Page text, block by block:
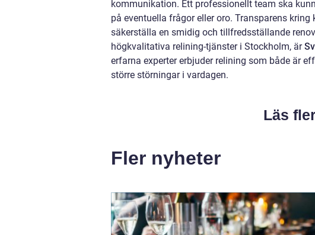
kommunikation. Ett professionellt team ska
på eventuella frågor eller oro. Transparens
säkerställa en smidig och tillfredsställande
högkvalitativa relining-tjänster i Stockholm, är
erfarna experter erbjuder relining som både är
större störningar i vardagen.
Läs
Fler nyheter